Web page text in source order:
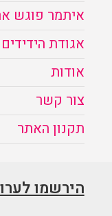
איתמר פוגש
אגודת הידידים
אודות
צור קשר
תקנון האתר
הירשמו